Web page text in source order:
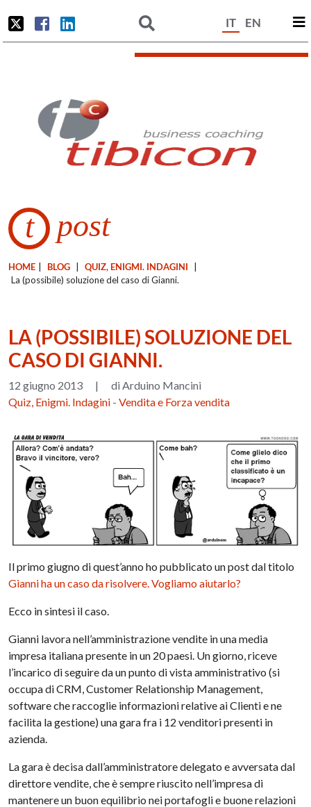
IT EN
t post
HOME BLOG QUIZ, ENIGMI. INDAGINI
La (possibile) soluzione del caso di Gianni.
LA (POSSIBILE) SOLUZIONE DEL
CASO DI GIANNI.
12 giugno 2013 |
di Arduino Mancini
Quiz, Enigmi. Indagini -Vendita e Forza vendita
Il primo giugno di quest’anno ho pubblicato un post dal titolo
Gianni ha un caso da risolvere. Vogliamo aiutarlo?
Ecco in sintesi il caso.
Gianni lavora nell’amministrazione vendite in una media
impresa italiana presente in un 20 paesi. Un giorno, riceve
l’incarico di seguire da un punto di vista amministrativo (si
occupa di CRM, Customer Relationship Management,
software che raccoglie informazioni relative ai Clienti e ne
facilita la gestione) una gara fra i 12 venditori presenti in
azienda.
La gara è decisa dall’amministratore delegato e avversata dal
direttore vendite, che è sempre riuscito nell’impresa di
mantenere un buon equilibrio nei portafogli e buone relazioni